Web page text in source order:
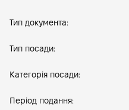
Тип документа:
Тип посади:
Категорія посади:
Період подання: